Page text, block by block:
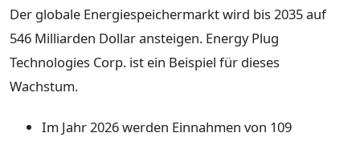
Der globale Energiespeichermarkt wird bis 2035 auf
546 Milliarden Dollar ansteigen. Energy Plug
Technologies Corp. ist ein Beispiel für dieses
Wachstum.
Im Jahr 2026 werden Einnahmen von 109